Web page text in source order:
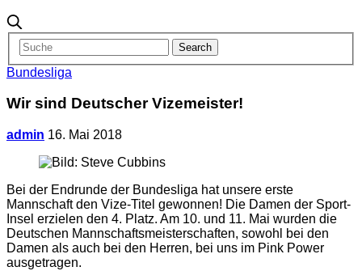
Bundesliga
Wir sind Deutscher Vizemeister!
admin 16. Mai 2018
Bei der Endrunde der Bundesliga hat unsere erste
Mannschaft den Vize-Titel gewonnen! Die Damen der Sport-
Insel erzielen den 4. Platz. Am 10. und 11. Mai wurden die
Deutschen Mannschaftsmeisterschaften, sowohl bei den
Damen als auch bei den Herren, bei uns im Pink Power
ausgetragen.